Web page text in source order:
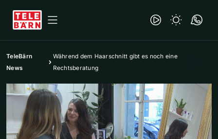
TeleBärn
News
Während dem Haarschnitt gibt es noch eine
Rechtsberatung